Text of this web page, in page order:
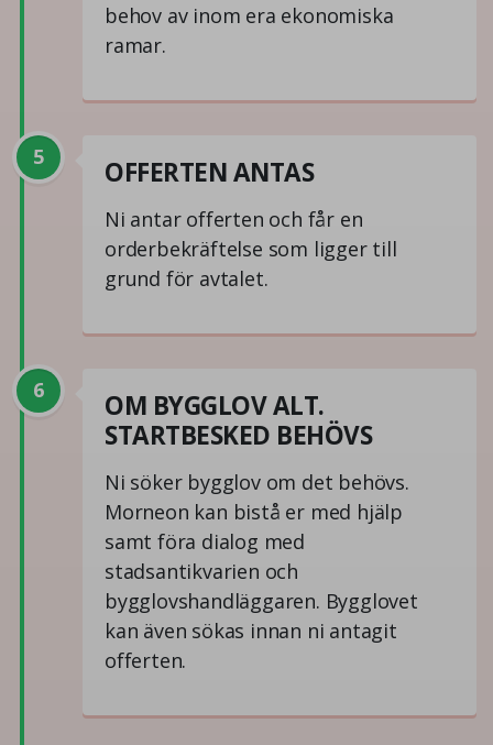
behov av inom era ekonomiska
ramar.
5 OFFERTEN ANTAS
Ni antar offerten och får en
orderbekräftelse som ligger till
grund för avtalet.
6
OM BYGGLOV ALT.
STARTBESKED BEHÖVS
Ni söker bygglov om det behövs.
Morneon kan bistå er med hjälp
samt föra dialog med
stadsantikvarien och
bygglovshandläggaren. Bygglovet
kan även sökas innan ni antagit
offerten.